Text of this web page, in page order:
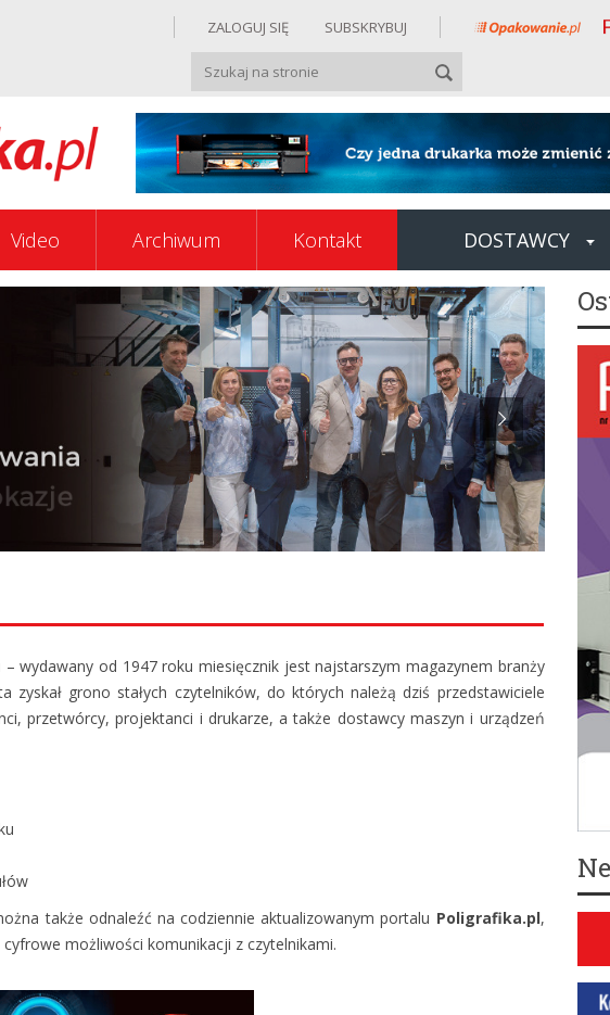
ZALOGUJ SIĘ SUBSKRYBUJ
Video Archiwum Kontakt DOSTAWCY
wydawany od 1947 roku miesięcznik jest najstarszym magazynem branży
zyskał grono stałych czytelników, do których należą dziś przedstawiciele
przetwórcy, projektanci i drukarze, a także dostawcy maszyn i urządzeń
także odnaleźć na codziennie aktualizowanym portalu Poligrafika.pl,
możliwości komunikacji z czytelnikami.